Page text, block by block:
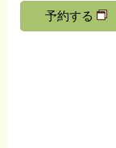
予約する